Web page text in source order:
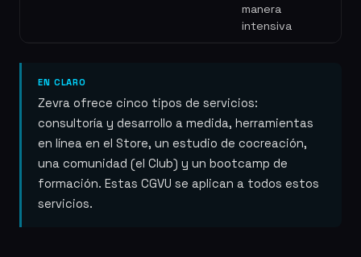
manera
intensiva
EN CLARO
Zevra ofrece cinco tipos de servicios:
consultoría y desarrollo a medida, herramientas
en línea en el Store, un estudio de cocreación,
una comunidad (el Club) y un bootcamp de
formación. Estas CGVU se aplican a todos estos
servicios.